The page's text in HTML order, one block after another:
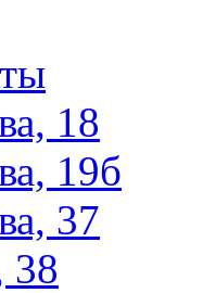
18
19б
37
38